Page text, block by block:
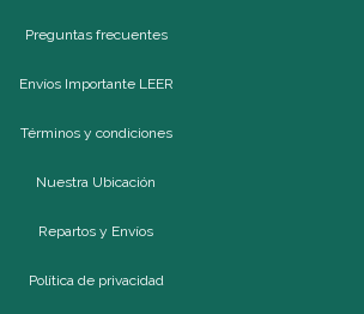
Preguntas frecuentes
Envíos Importante LEER
Términos y condiciones
Nuestra Ubicación
Repartos y Envíos
Política de privacidad